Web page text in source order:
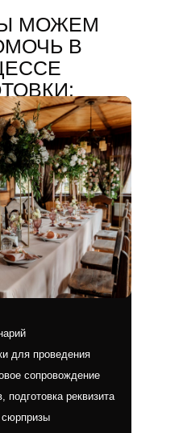
МОЖЕМ
В
для проведения
сопровождение
подготовка реквизита
сюрпризы